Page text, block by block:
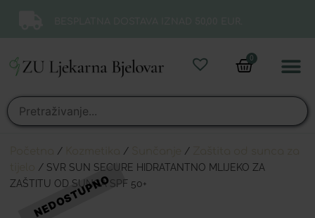
0
/ / /
/ SVR SUN SECURE HIDRATANTNO MLIJEKO ZA
ZAŠTITU OD SUNCA SPF 50+